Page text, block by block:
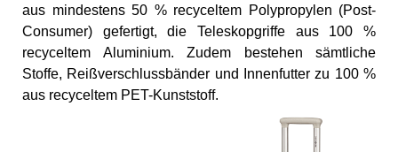
aus mindestens 50 % recyceltem Polypropylen (Post-
Consumer) gefertigt, die Teleskopgriffe aus 100 %
recyceltem Aluminium. Zudem bestehen sämtliche
Stoffe, Reißverschlussbänder und Innenfutter zu 100 %
aus recyceltem PET-Kunststoff.